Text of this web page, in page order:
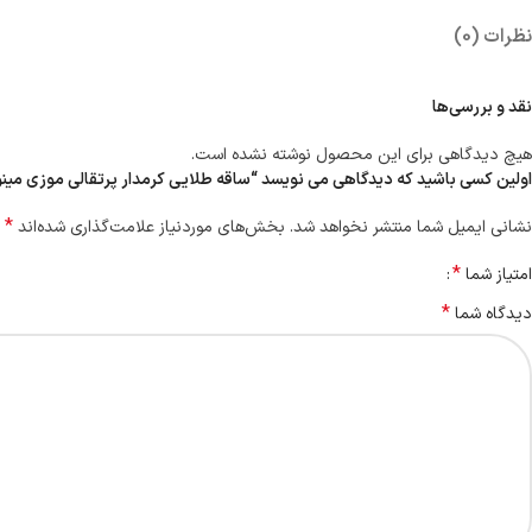
نظرات (0)
نقد و بررسی‌ها
هیچ دیدگاهی برای این محصول نوشته نشده است.
اولین کسی باشید که دیدگاهی می نویسد “ساقه طلایی کرمدار پرتقالی موزی
نشانی ایمیل شما منتشر نخواهد شد. بخش‌های موردنیاز علامت‌گذاری شده‌اند*
امتیاز شما*
دیدگاه شما*